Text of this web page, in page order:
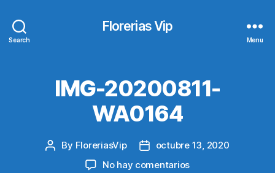
Search
Florerias Vip
Menu
IMG-20200811-
WA0164
Post
By FloreriasVip
Postoctubre 13, 2020
No hay comentariosen